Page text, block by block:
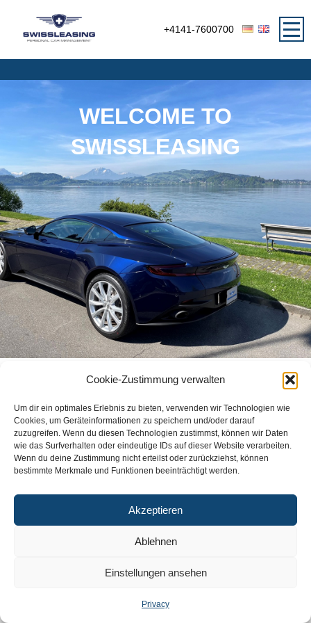
Cookie-Zustimmung verwalten
Um dir ein optimales Erlebnis zu bieten, verwenden wir Technologien wie
Cookies, um Geräteinformationen zu speichern und/oder darauf
zuzugreifen. Wenn du diesen Technologien zustimmst, können wir Daten
wie das Surfverhalten oder eindeutige IDs auf dieser Website verarbeiten.
Wenn du deine Zustimmung nicht erteilst oder zurückziehst, können
bestimmte Merkmale und Funktionen beeinträchtigt werden.
Akzeptieren
Ablehnen
Einstellungen ansehen
Privacy
+4141-7600700
WELCOME TO
SWISSLEASING
GTC PRIVACY